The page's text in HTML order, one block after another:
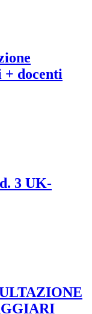
+ docenti
3 UK-